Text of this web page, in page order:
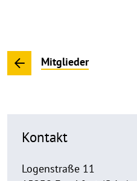
Mitglieder
Kontakt
Logenstraße 11